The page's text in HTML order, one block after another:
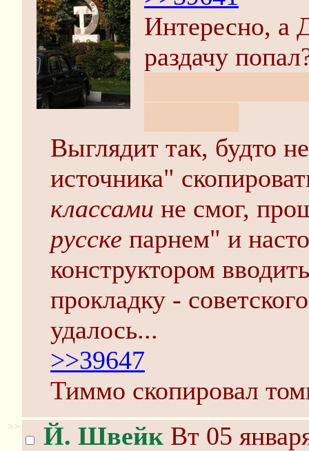
Интересно, а
раздачу
Выглядит так, будто
источника"
классами не смог,
pyccке парнем" и
конструктором
прокладку -
удалось...
>>39647
Тиммо скопировал
>> Й. Швейк Вт 05